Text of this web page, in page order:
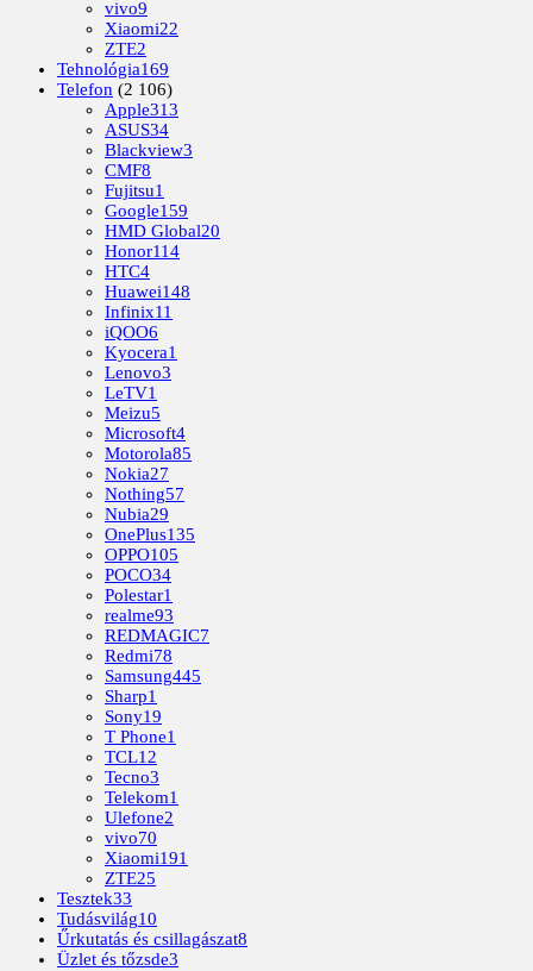
vivo9
Xiaomi22
ZTE2
Tehnológia169
Telefon (2 106)
Apple313
ASUS34
Blackview3
CMF8
Fujitsu1
Google159
HMD Global20
Honor114
HTC4
Huawei148
Infinix11
iQOO6
Kyocera1
Lenovo3
LeTV1
Meizu5
Microsoft4
Motorola85
Nokia27
Nothing57
Nubia29
OnePlus135
OPPO105
POCO34
Polestar1
realme93
REDMAGIC7
Redmi78
Samsung445
Sharp1
Sony19
T Phone1
TCL12
Tecno3
Telekom1
Ulefone2
vivo70
Xiaomi191
ZTE25
Tesztek33
Tudásvilág10
Űrkutatás és csillagászat8
Üzlet és tőzsde3